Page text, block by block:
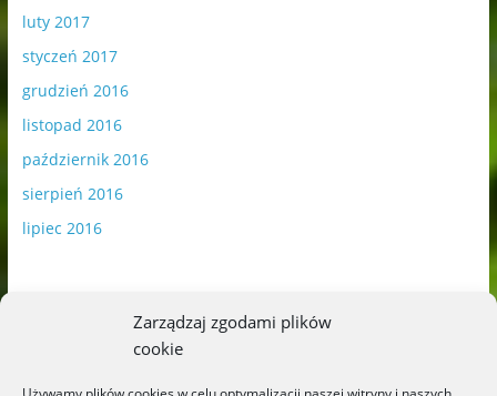
Zarządzaj zgodami plików
cookie
luty 2017
styczeń 2017
grudzień 2016
listopad 2016
październik 2016
sierpień 2016
lipiec 2016